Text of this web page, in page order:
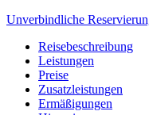
Unverbindliche
Reisebeschreibung
Leistungen
Preise
Zusatzleistungen
Ermäßigungen